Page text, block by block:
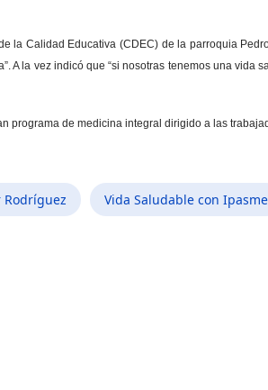
la Calidad Educativa (CDEC) de la parroquia
A la vez indicó que “si nosotras tenemos una
programa de medicina integral dirigido a las
Vida Saludable con Ipasme
mujeres de San Carlos del Zulia